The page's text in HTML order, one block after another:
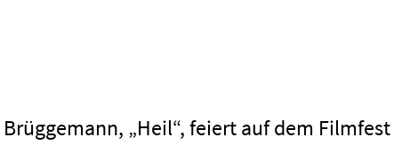
„Heil“, feiert auf dem Filmfest